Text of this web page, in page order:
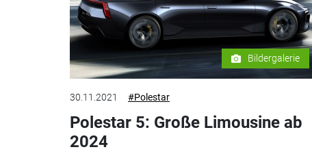
Bildergalerie
30.11.2021 #Polestar
Polestar 5: Große Limousine ab
2024